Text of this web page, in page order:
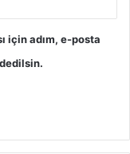
için adım, e-posta